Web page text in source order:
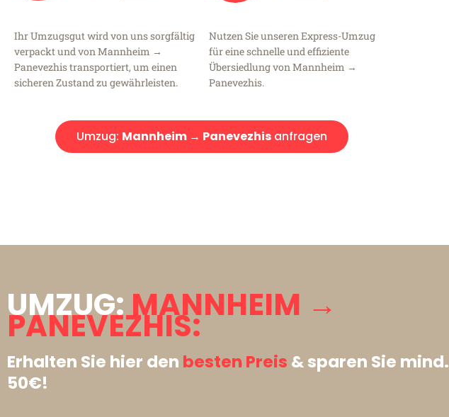
Ihr Umzugsgut wird von uns sorgfältig
verpackt und von Mannheim →
Panevezhis transportiert, um einen
sicheren Zustand zu gewährleisten.
Nutzen Sie unseren Express-Umzug
für eine schnelle und effiziente
Übersiedlung von Mannheim →
Panevezhis.
Umzug: Mannheim → Panevezhis anfragen
UMZUG:MANNHEIM →
PANEVEZHIS:
Erhalten Sie hier den besten Preis & sparen Sie mind.
50€!